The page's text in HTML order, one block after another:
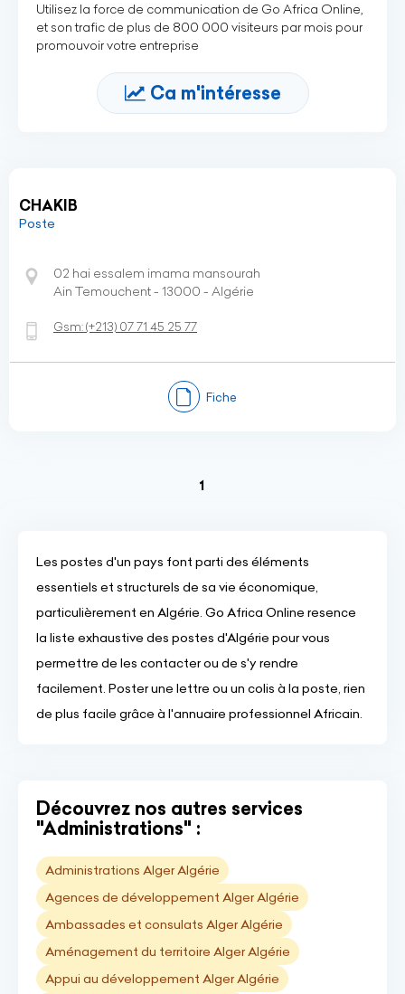
Utilisez la force de communication de Go Africa Online,
et son trafic de plus de 800 000 visiteurs par mois pour
promouvoir votre entreprise
Ca m'intéresse
CHAKIB
Poste
02 hai essalem imama mansourah
Ain Temouchent - 13000 - Algérie
Gsm:(+213) 07 71 45 25 77
Fiche
1
Les postes d'un pays font parti des éléments
essentiels et structurels de sa vie économique,
particulièrement en Algérie. Go Africa Online resence
la liste exhaustive des postes d'Algérie pour vous
permettre de les contacter ou de s'y rendre
facilement. Poster une lettre ou un colis à la poste, rien
de plus facile grâce à l'annuaire professionnel Africain.
Découvrez nos autres services
"Administrations" :
Administrations Alger Algérie
Agences de développement Alger Algérie
Ambassades et consulats Alger Algérie
Aménagement du territoire Alger Algérie
Appui au développement Alger Algérie